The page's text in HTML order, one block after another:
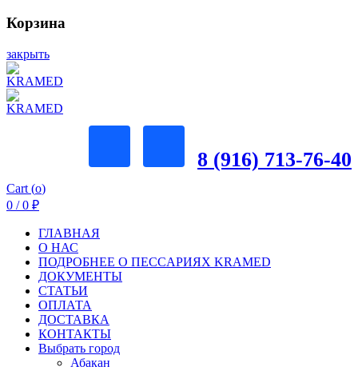
Корзина
закрыть
8 (916) 713-76-40
Cart (o)
0 / 0 ₽
ГЛАВНАЯ
О НАС
ПОДРОБНЕЕ О ПEСCАРИЯХ KRAMED
ДОКУМЕНТЫ
СТАТЬИ
ОПЛАТА
ДОСТАВКА
КОНТАКТЫ
Выбрать город
Абакан